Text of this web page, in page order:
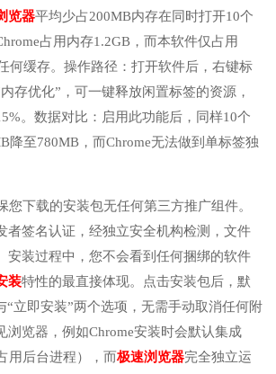
览器平均少占200MB内存在同时打开10个
占用内存1.2GB，而本软件仅占用
何缓存。操作路径：打开软件后，右键标
存优化”，可一键释放闲置标签的资源，
。数据对比：启用此功能后，同样10个
降至780MB，而Chrome无法做到单标签独
您下载的安装包无任何第三方推广组件。
者签名认证，经独立安全机构检测，文件
安装过程中，您不会看到任何捆绑的软件
装特性的最直接体现。点击安装包后，默
“立即安装”两个选项，无需手动取消任何附
浏览器，例如Chrome安装时会默认集成
用后台进程），而极速浏览器完全独立运